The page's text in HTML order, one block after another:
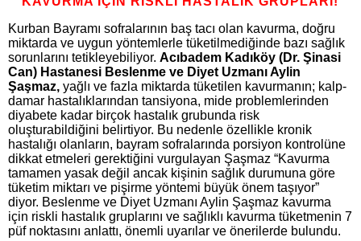
Kurban Bayramı sofralarının baş tacı olan kavurma, doğru
miktarda ve uygun yöntemlerle tüketilmediğinde bazı sağlık
sorunlarını tetikleyebiliyor. Acıbadem Kadıköy (Dr. Şinasi
Can) Hastanesi Beslenme ve Diyet Uzmanı Aylin
Şaşmaz, yağlı ve fazla miktarda tüketilen kavurmanın; kalp-
damar hastalıklarından tansiyona, mide problemlerinden
diyabete kadar birçok hastalık grubunda risk
oluşturabildiğini belirtiyor. Bu nedenle özellikle kronik
hastalığı olanların, bayram sofralarında porsiyon kontrolüne
dikkat etmeleri gerektiğini vurgulayan Şaşmaz “Kavurma
tamamen yasak değil ancak kişinin sağlık durumuna göre
tüketim miktarı ve pişirme yöntemi büyük önem taşıyor”
diyor. Beslenme ve Diyet Uzmanı Aylin Şaşmaz kavurma
için riskli hastalık gruplarını ve sağlıklı kavurma tüketmenin 7
püf noktasını anlattı, önemli uyarılar ve önerilerde bulundu.